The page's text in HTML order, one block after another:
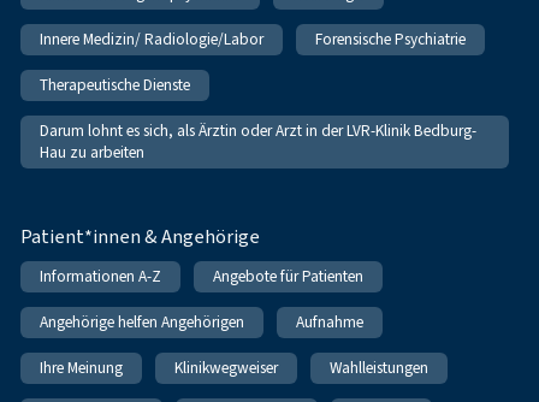
Innere Medizin/ Radiologie/Labor Forensische Psychiatrie
Therapeutische Dienste
Darum lohnt es sich, als Ärztin oder Arzt in der LVR-Klinik Bedburg-
Hau zu arbeiten
Patient*innen & Angehörige
Informationen A-Z Angebote für Patienten
Angehörige helfen Angehörigen Aufnahme
Ihre Meinung Klinikwegweiser Wahlleistungen